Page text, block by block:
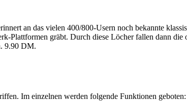
an das vielen 400/800-Usern noch bekannte
Plattformen gräbt. Durch diese Löcher fallen dann
9.90 DM.
Im einzelnen werden folgende Funktionen geboten: